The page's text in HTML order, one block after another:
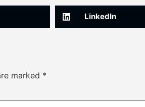
LinkedIn
marked *